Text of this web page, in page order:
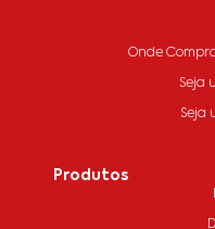
Onde
Seja
Seja
Produtos